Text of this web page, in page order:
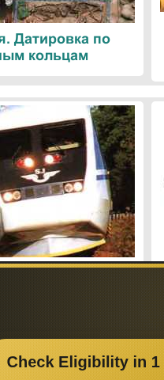
Датировка по
кольцам
Если вам перенёс
– поделитесь этим